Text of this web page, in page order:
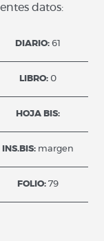
datos:
DIARIO:61
LIBRO: 0
HOJA BIS:
INS.BIS: margen
FOLIO:79